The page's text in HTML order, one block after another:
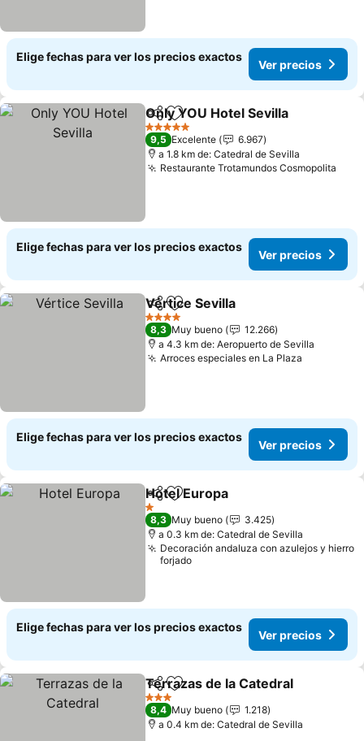
Elige fechas para ver los precios exactos
Ver precios
CompartirAgregar a favoritos
Only YOU Hotel Sevilla
5 Estrellas
9,5 Excelente
6.967
a 1.8 km de: Catedral de Sevilla
Restaurante Trotamundos Cosmopolita
Elige fechas para ver los precios exactos
Ver precios
CompartirAgregar a favoritos
Vértice Sevilla
4 Estrellas
8,3 Muy bueno
12.266
a 4.3 km de: Aeropuerto de Sevilla
Arroces especiales en La Plaza
Elige fechas para ver los precios exactos
Ver precios
CompartirAgregar a favoritos
Hotel Europa
1 Estrellas
8,3 Muy bueno
3.425
a 0.3 km de: Catedral de Sevilla
Decoración andaluza con azulejos y hierro
forjado
Elige fechas para ver los precios exactos
Ver precios
Compartir
Agregar a favoritos
Terrazas de la Catedral
3 Estrellas
8,4 Muy bueno
1.218
a 0.4 km de: Catedral de Sevilla